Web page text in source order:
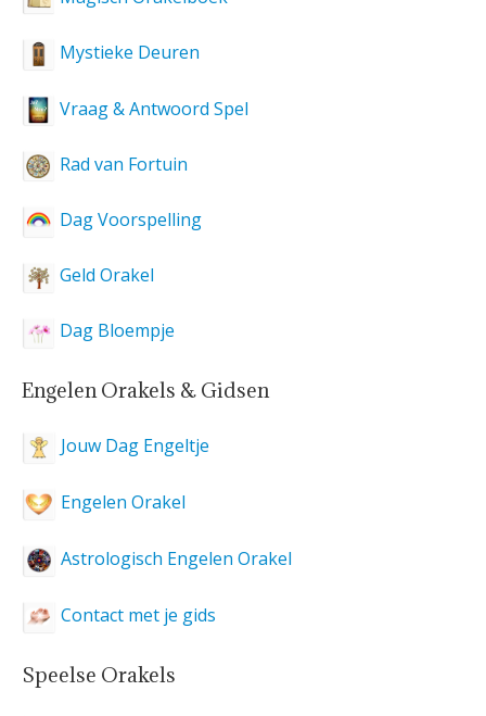
Mystieke Deuren
Vraag & Antwoord Spel
Rad van Fortuin
Dag Voorspelling
Geld Orakel
Dag Bloempje
Engelen Orakels & Gidsen
Jouw Dag Engeltje
Engelen Orakel
Astrologisch Engelen Orakel
Contact met je gids
Speelse Orakels